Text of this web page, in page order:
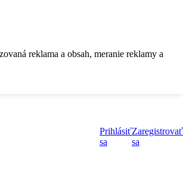
reklama a obsah, meranie reklamy a
Prihlásiť
sa
Zaregistrovať
sa